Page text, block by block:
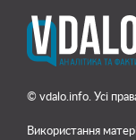
© vdalo.info. Усі
Використання